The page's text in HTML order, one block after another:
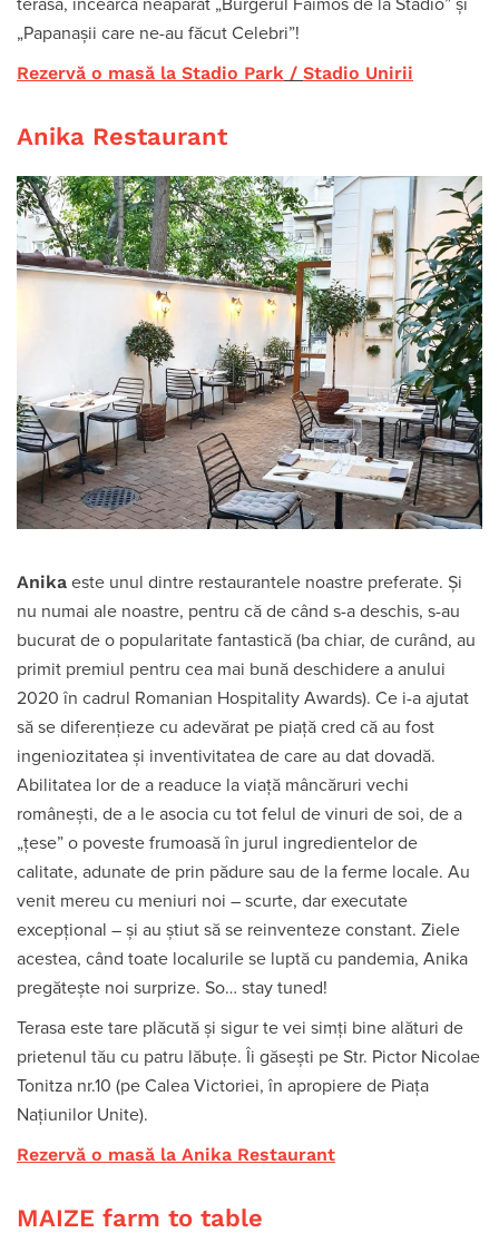
terasă, încearcă neapărat „Burgerul Faimos de la Stadio” și
„Papanașii care ne-au făcut Celebri”!
Rezervă o masă la Stadio Park / Stadio Unirii
Anika Restaurant
Anika este unul dintre restaurantele noastre preferate. Și
nu numai ale noastre, pentru că de când s-a deschis, s-au
bucurat de o popularitate fantastică (ba chiar, de curând, au
primit premiul pentru cea mai bună deschidere a anului
2020 în cadrul Romanian Hospitality Awards). Ce i-a ajutat
să se diferențieze cu adevărat pe piață cred că au fost
ingeniozitatea și inventivitatea de care au dat dovadă.
Abilitatea lor de a readuce la viață mâncăruri vechi
românești, de a le asocia cu tot felul de vinuri de soi, de a
„țese” o poveste frumoasă în jurul ingredientelor de
calitate, adunate de prin pădure sau de la ferme locale. Au
venit mereu cu meniuri noi – scurte, dar executate
excepțional – și au știut să se reinventeze constant. Ziele
acestea, când toate localurile se luptă cu pandemia, Anika
pregătește noi surprize. So… stay tuned!
Terasa este tare plăcută și sigur te vei simți bine alături de
prietenul tău cu patru lăbuțe. Îi găsești pe Str. Pictor Nicolae
Tonitza nr.10 (pe Calea Victoriei, în apropiere de Piața
Națiunilor Unite).
Rezervă o masă la Anika Restaurant
MAIZE farm to table